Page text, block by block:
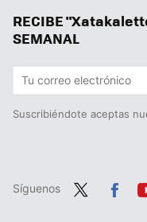
RECIBE
SEMANAL
Suscribiéndote aceptas
Síguenos